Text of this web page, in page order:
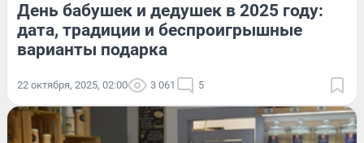
День бабушек и дедушек в 2025 году:
дата, традиции и беспроигрышные
варианты подарка
22 октября, 2025, 02:00 3 061 5